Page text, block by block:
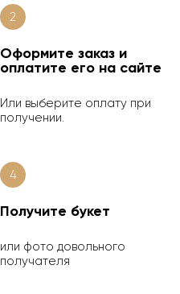
2
Оформите заказ и
оплатите его на сайте
Или выберите оплату при
получении.
4
Получите букет
или фото довольного
получателя